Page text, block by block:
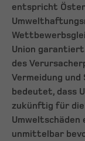
entspricht
Union
des
Vermeidung und
bedeutet, dass
zukünftig für
unmittelbar